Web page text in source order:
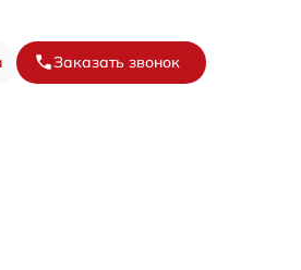
Заказать звонок